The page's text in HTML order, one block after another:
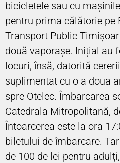
bicicletele sau cu
pentru prima călătorie pe
Transport Public
două vaporașe. Inițial au
locuri, însă, datorită
suplimentat cu o a doua
spre Otelec. Îmbarcarea
Catedrala Mitropolitană,
Întoarcerea este la ora
biletului de îmbarcare.
de 100 de lei pentru